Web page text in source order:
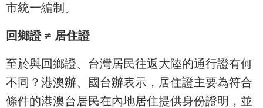
市統一編制。
回鄉證 ≠ 居住證
至於與回鄉證、台灣居民往返大陸的通行證有何
不同？港澳辦、國台辦表示，居住證主要為符合
條件的港澳台居民在內地居住提供身份證明，並